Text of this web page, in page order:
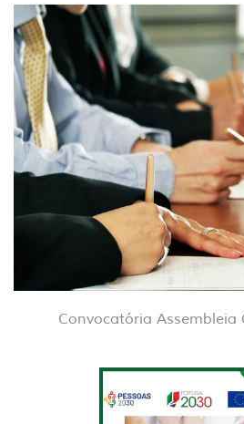
Convocatória Assembleia